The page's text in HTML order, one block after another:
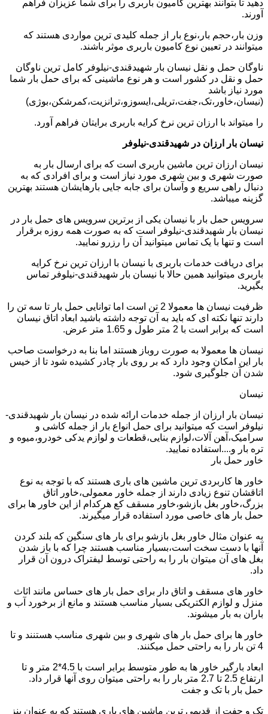
دهید تا بتوانند بهترین کامیون باربری را برای شما عزیزان فراهم
آورند.
وزن بار،حجم بار،نوع بار از جمله کلیدی ترین مواردی هستند که
میتوانند در تعیین نوع کامیون باربری موثر باشند.
ناوگان حمل و نقل نیسان بار شهیدقندی-نیلوفر کامل ترین ناوگان
حمل و نقل در کشور است و هر نوع ماشینی که برای حمل بار شما
مورد نیاز باشد
(نیسان،خاور،تک،جفت،تریلی،ایسوزو،ترانزیت،کمرشکن،بوژی)
را میتواند با ارزان ترین نرخ کرایه باربری برایتان فراهم آورد.
نیسان بار ارزان در شهیدقندی-نیلوفر
نیسان ارزان ترین ماشین باربری است که برای ارسال بار به
صورت شهری و بین شهری مورد نیاز است و برای افرادی که به
دنبال راهی سریع و وآسان برای جابه جایی بارهایشان هستند بهترین
گزینه میباشد.
سرویس حمل بار با نیسان یکی از برترین سرویس های حمل بار در
نیسان بار شهیدقندی-نیلوفر است که به صورت همه روزه برقرار
است و تنها با یک تماس میتوانید آن را رزرو نمایید.
برای دریافت خدمات باربری با نیسان با ارزان ترین نرخ کرایه
باربری میتوانید همین حالا با نیسان بار شهیدقندی-نیلوفر تماس
بگیرید.
ظرفیت نیسان ها معمولا 2 تن است اما توانایی حمل بار تا سه تن را
دارند تنها نکته ای که باید به آن توجه داشته باشید ابعاد اتاق نیسان
است که برابر است با 2 متر طول و 1.65 متر عرض.
نیسان ها معمولا به صورت روباز هستند اما بنا به درخواست صاحب
بار این امکان وجود دارد که بر روی بار چادر کشیده شود تا از خیس
شدن آن جلوگیری شود.
نیسان
نیسان بار ارزان از جمله خدمات ارائه شده در نیسان بار شهیدقندی-
نیلوفر است که میتوانید برای حمل انواع بار از جمله کاشی و
سرامیک،آهن آلات،لوازم بنایی،قطعات و لوازم یدکی خودرو،میوه و
تره بار و....استفاده نمایید.
خاور حمل بار
خاور ها کاربردی ترین ماشین های باری هستند که با توجه به نوع
اتاقشان تنوع زیادی دارند از جمله خاور معمولی،خاور اتاق
بزرگ،خاور بغل بازشو،خاور مسقف کع هرکدام از این خاور ها برای
حمل بار های خاصی مورد استفاده قرار میگیرند.
به عنوان مثال خاور بغل بازشو برای بار های سنگین که بلند کردن
آنها با دست سخت است،بسیار مناسب هستند چرا که با باز شدن
بغل های آن میتوان بار را به راحتی توسط لیفتراک درون آن قرار
داد.
خاور های مسقف و اتاق دار برای حمل بار های حساس مانند اثاث
منزل و لوازم الکتریکی بسیار مناسب هستند و مانع از برخورد آب و
باران به بار میشوند.
خاور ها برای حمل بار های شهری و بین شهری مناسب هستنند و تا
4 تن بار را به راحتی حمل میکنند.
ابعاد بارگیر خاور ها به طور متوسط برابر است با 4.5*2 متر و تا
ارتفاع 2.5 تا 2.7 متر بار را به راحتی میتوان روی آنها قرار داد.
حمل بار با تک و جفت
تک و جفت از قدیمی ترین ماشین های باری هستند که به عنوان بنز